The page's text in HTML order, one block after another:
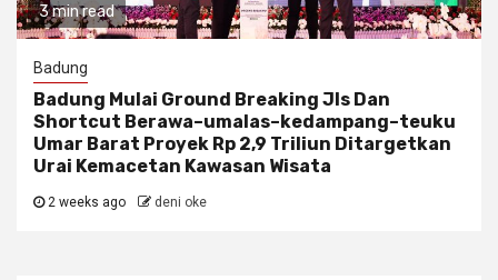
3 min read
Badung
Badung Mulai Ground Breaking Jls Dan
Shortcut Berawa–umalas–kedampang–teuku
Umar Barat Proyek Rp 2,9 Triliun Ditargetkan
Urai Kemacetan Kawasan Wisata
2 weeks ago deni oke